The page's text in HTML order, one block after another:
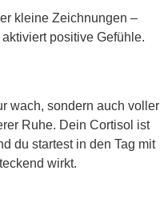
kleine Zeichnungen –
positive Gefühle.
wach, sondern auch voller
Ruhe. Dein Cortisol ist
du startest in den Tag mit
wirkt.